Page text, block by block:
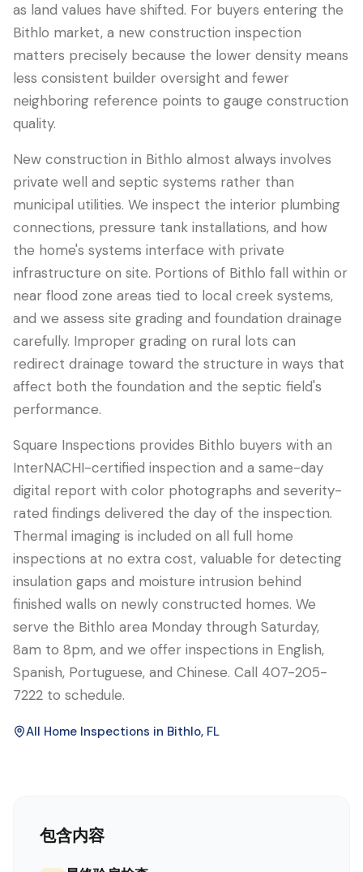
LANGUAGE
English Português Español 中文✓
407-205-7228
预约检查
as land values have shifted. For buyers entering the
Bithlo market, a new construction inspection
matters precisely because the lower density means
less consistent builder oversight and fewer
neighboring reference points to gauge construction
quality.
New construction in Bithlo almost always involves
private well and septic systems rather than
municipal utilities. We inspect the interior plumbing
connections, pressure tank installations, and how
the home's systems interface with private
infrastructure on site. Portions of Bithlo fall within or
near flood zone areas tied to local creek systems,
and we assess site grading and foundation drainage
carefully. Improper grading on rural lots can
redirect drainage toward the structure in ways that
affect both the foundation and the septic field's
performance.
Square Inspections provides Bithlo buyers with an
InterNACHI-certified inspection and a same-day
digital report with color photographs and severity-
rated findings delivered the day of the inspection.
Thermal imaging is included on all full home
inspections at no extra cost, valuable for detecting
insulation gaps and moisture intrusion behind
finished walls on newly constructed homes. We
serve the Bithlo area Monday through Saturday,
8am to 8pm, and we offer inspections in English,
Spanish, Portuguese, and Chinese. Call 407-205-
7222 to schedule.
All Home Inspections in Bithlo, FL
包含内容